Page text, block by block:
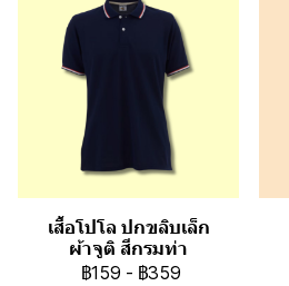
เสื้อโปโล ปกขลิบเล็ก
ผ้าจูติ สีกรมท่า
฿159 - ฿359